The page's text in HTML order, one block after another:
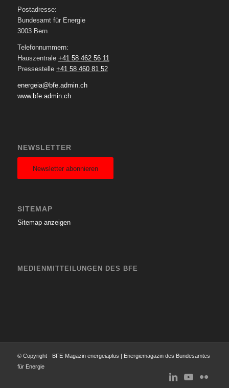
Postadresse:
Bundesamt für Energie
3003 Bern
Telefonnummern:
Hauszentrale +41 58 462 56 11
Pressestelle +41 58 460 81 52
energeia@bfe.admin.ch
www.bfe.admin.ch
NEWSLETTER
Newsletter abonnieren
SITEMAP
Sitemap anzeigen
MEDIENMITTEILUNGEN DES BFE
© Copyright - BFE-Magazin energeiaplus | Energiemagazin des Bundesamtes
für Energie